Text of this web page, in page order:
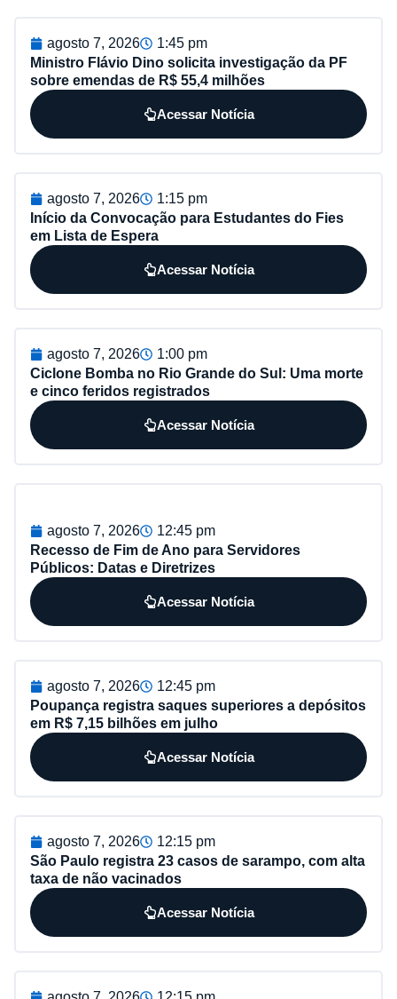
agosto 7, 2026
1:45 pm
Ministro Flávio Dino solicita investigação da PF
sobre emendas de R$ 55,4 milhões
Acessar Notícia
agosto 7, 2026
1:15 pm
Início da Convocação para Estudantes do Fies
em Lista de Espera
Acessar Notícia
agosto 7, 2026
1:00 pm
Ciclone Bomba no Rio Grande do Sul: Uma morte
e cinco feridos registrados
Acessar Notícia
agosto 7, 2026
12:45 pm
Recesso de Fim de Ano para Servidores
Públicos: Datas e Diretrizes
Acessar Notícia
agosto 7, 2026
12:45 pm
Poupança registra saques superiores a depósitos
em R$ 7,15 bilhões em julho
Acessar Notícia
agosto 7, 2026
12:15 pm
São Paulo registra 23 casos de sarampo, com alta
taxa de não vacinados
Acessar Notícia